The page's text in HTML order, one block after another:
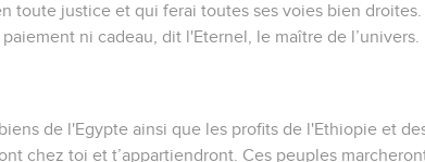
toute justice et qui ferai toutes ses voies bien
ni cadeau, dit l'Eternel, le maître de l’univers.
de l'Egypte ainsi que les profits de l'Ethiopie et
chez toi et t’appartiendront. Ces peuples